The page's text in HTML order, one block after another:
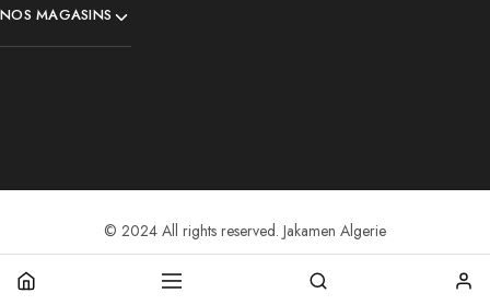
NOS MAGASINS
© 2024 All rights reserved. Jakamen Algerie